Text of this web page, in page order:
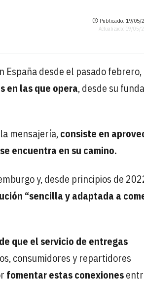
Publicado: 19/05/
Actualizado: 19/05/
España desde el pasado febrero,
en las que opera, desde su
mensajería,consiste en
encuentra en su camino.
y, desde principios de
“sencilla y adaptada a
que el servicio de entregas
consumidores y repartidores
fomentar estas conexiones